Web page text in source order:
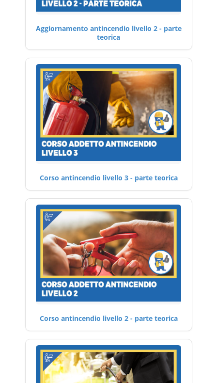
Aggiornamento antincendio livello 2 - parte
teorica
Corso antincendio livello 3 - parte teorica
Corso antincendio livello 2 - parte teorica